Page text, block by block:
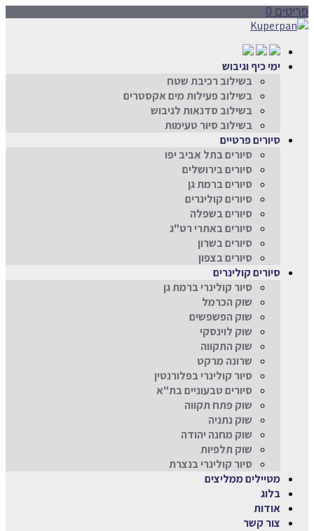
פריטים 0
ימי כיף וגיבוש
בשילוב רכיבת שטח
בשילוב פעילות מים אקסטרים
בשילוב סדנאות לגיבוש
בשילוב סיור טעימות
סיורים פרטיים
סיורים בתל אביב יפו
סיורים בירושלים
סיורים ברמת גן
סיורים קולינרים
סיורים בשפלה
סיורים באתרי רט"ג
סיורים בשרון
סיורים בצפון
סיורים קולינרים
סיור קולינרי ברמת גן
שוק הכרמל
שוק הפשפשים
שוק לוינסקי
שוק התקווה
שרונה מרקט
סיור קולינרי בפלורנטין
סיורים טבעוניים בת"א
שוק פתח תקווה
שוק נתניה
שוק מחנה יהודה
שוק תלפיות
סיור קולינרי בנצרת
מטיילים ממליצים
בלוג
אודות
צור קשר